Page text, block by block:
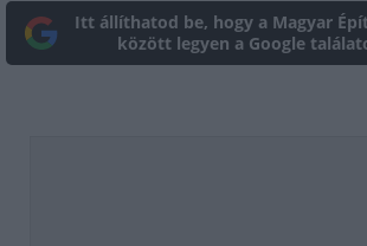
Itt állíthatod be, hogy a Magyar
között legyen a Google